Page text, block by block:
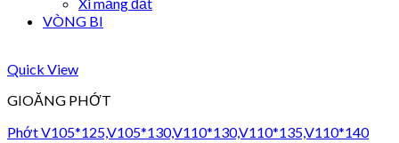
VÒNG BI
Quick View
GIOĂNG PHỚT
Phớt V105*125,V105*130,V110*130,V110*135,V110*140